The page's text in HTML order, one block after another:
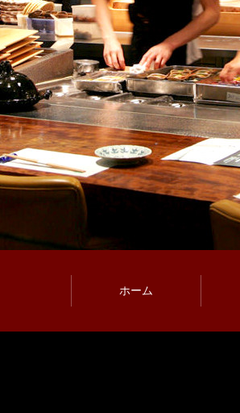
ホーム